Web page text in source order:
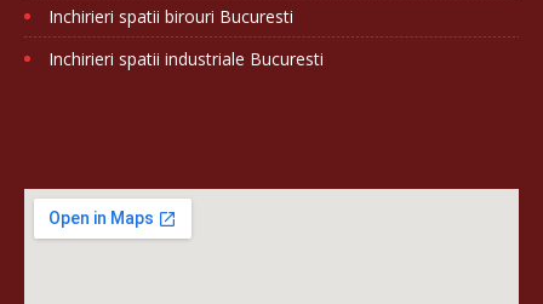
Inchirieri spatii birouri Bucuresti
Inchirieri spatii industriale Bucuresti